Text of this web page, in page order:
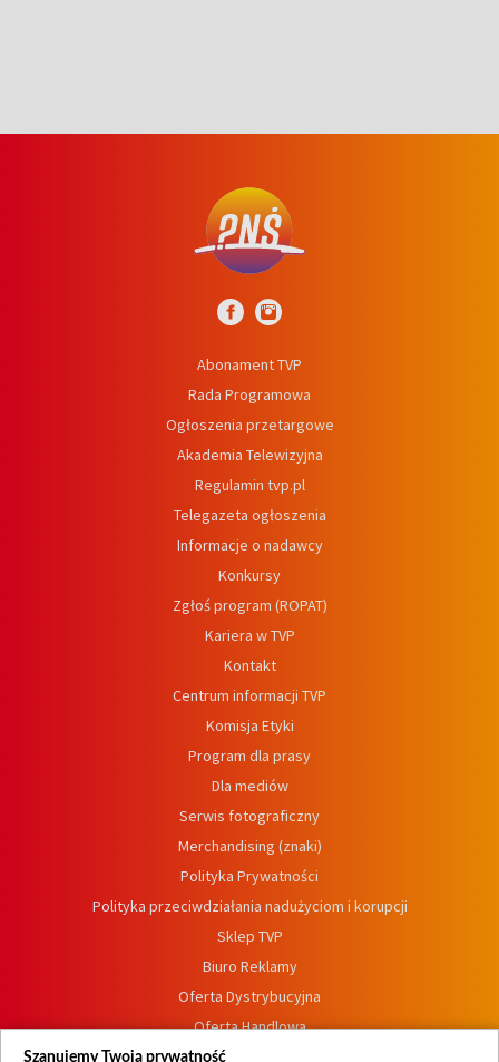
Abonament TVP
Rada Programowa
Ogłoszenia przetargowe
Akademia Telewizyjna
Regulamin tvp.pl
Telegazeta ogłoszenia
Informacje o nadawcy
Konkursy
Zgłoś program (ROPAT)
Kariera w TVP
Kontakt
Centrum informacji TVP
Komisja Etyki
Program dla prasy
Dla mediów
Serwis fotograficzny
Merchandising (znaki)
Polityka Prywatności
Polityka przeciwdziałania nadużyciom i korupcji
Sklep TVP
Biuro Reklamy
Oferta Dystrybucyjna
Oferta Handlowa
Dostępność
Szanujemy Twoją prywatność